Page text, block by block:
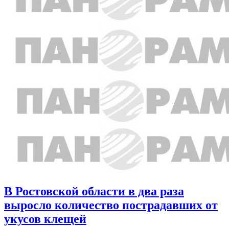
В Ростовской области в два раза
выросло количество пострадавших от
укусов клещей